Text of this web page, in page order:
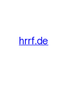
hrrf.de